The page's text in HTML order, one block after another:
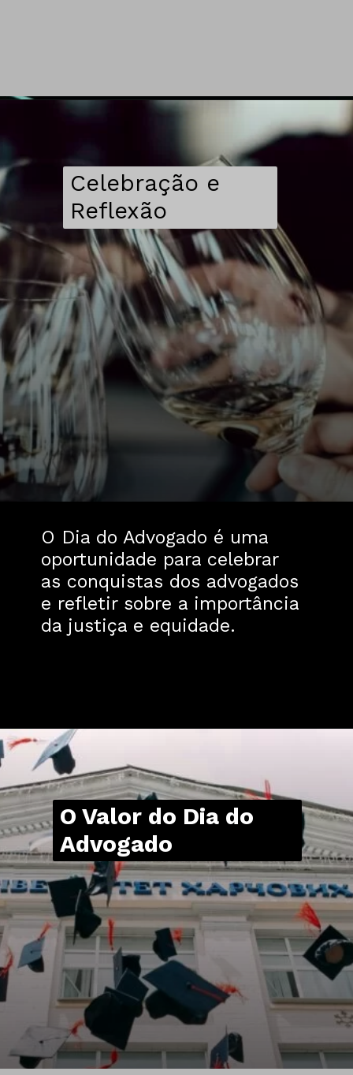
Celebração e
Reflexão
O Dia do Advogado é uma
oportunidade para celebrar
as conquistas dos advogados
e refletir sobre a importância
da justiça e equidade.
O Valor do Dia do
Advogado